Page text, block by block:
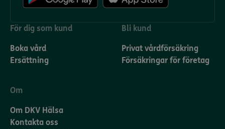
För dig som kund
Boka vård
Ersättning
Bli kund
Privat vårdförsäkring
Försäkringar för företag
Om
Om DKV Hälsa
Kontakta oss